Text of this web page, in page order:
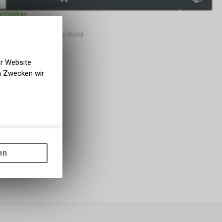
Lüscher Motor- & Bike World
Website
Zwecken wir
wie die
die